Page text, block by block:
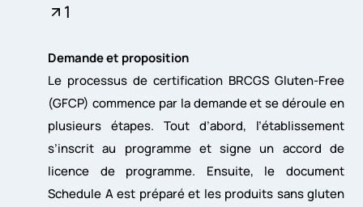
1
Demande et proposition
Le processus de certification BRCGS Gluten-Free
(GFCP) commence par la demande et se déroule en
plusieurs étapes. Tout d’abord, l’établissement
s’inscrit au programme et signe un accord de
licence de programme. Ensuite, le document
Schedule A est préparé et les produits sans gluten